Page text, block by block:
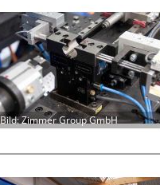
Bild: Zimmer Group GmbH